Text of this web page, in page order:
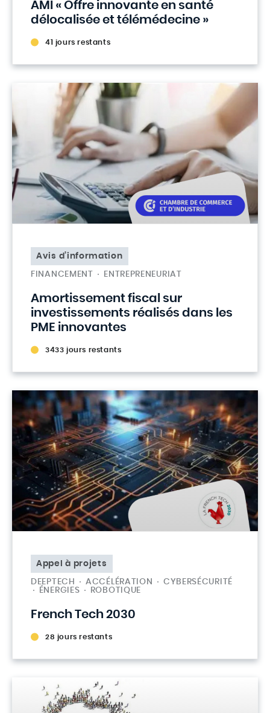
AMI « Offre innovante en santé
délocalisée et télémédecine »
41 jours restants
Avis d’information
FINANCEMENT ENTREPRENEURIAT
Amortissement fiscal sur
investissements réalisés dans les
PME innovantes
3433 jours restants
Appel à projets
DEEPTECH ACCÉLÉRATION
CYBERSÉCURITÉ
ÉNERGIES
ROBOTIQUE
French Tech 2030
28 jours restants